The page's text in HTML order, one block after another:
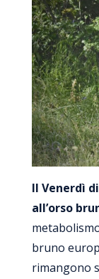
Il Venerdì
all’orso
bruno
rimangono